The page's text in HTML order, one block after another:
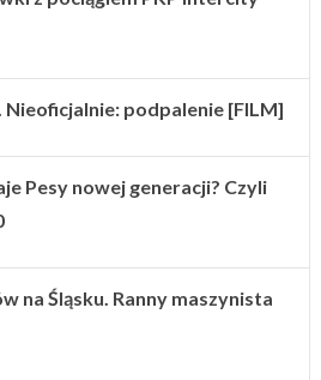
Nieoficjalnie: podpalenie [FILM]
Pesy nowej generacji? Czyli
na Śląsku. Ranny maszynista